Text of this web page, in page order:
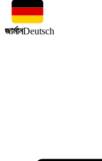
জার্মানDeutsch